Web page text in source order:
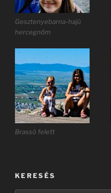
Gesztenyebarna-hajú
hercegnőm
Brassó felett
KERESÉS